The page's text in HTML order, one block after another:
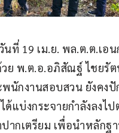
ที่ 19 เม.ย. พล.ต.ต.เอน
ย พ.ต.อ.อภิสัณฐ์ ไชยรัต
นักงานสอบสวน ยังคง
แบ่งกระจายกำลังลงไ
ปากเตรียม เพื่อนำหลักฐ